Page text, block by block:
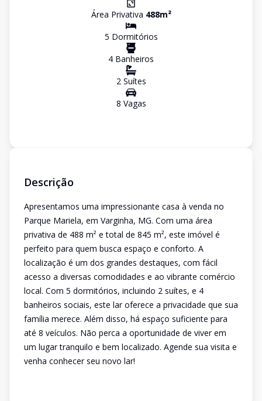
Área Privativa 488m²
5 Dormitórios
4 Banheiros
2Suítes
8 Vagas
Descrição
Apresentamos uma impressionante casa à venda no
Parque Mariela, em Varginha, MG. Com uma área
privativa de 488 m² e total de 845 m², este imóvel é
perfeito para quem busca espaço e conforto. A
localização é um dos grandes destaques, com fácil
acesso a diversas comodidades e ao vibrante comércio
local. Com 5 dormitórios, incluindo 2 suítes, e 4
banheiros sociais, este lar oferece a privacidade que sua
família merece. Além disso, há espaço suficiente para
até 8 veículos. Não perca a oportunidade de viver em
um lugar tranquilo e bem localizado. Agende sua visita e
venha conhecer seu novo lar!